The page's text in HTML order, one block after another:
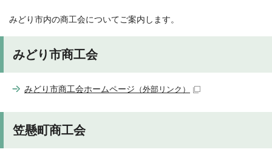
みどり市内の商工会についてご案内します。
みどり市商工会
みどり市商工会ホームページ （外部リンク）
笠懸町商工会